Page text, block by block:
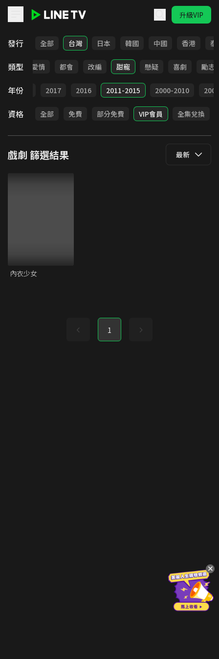
升級VIP
發行 全部 台灣 日本 韓國 中國 香港 泰
類型
古裝 愛情 都會 改編 甜寵 懸疑 喜劇 勵志
年份
2018 2017 2016 2011-2015 2000-2010
資格 全部 免費 部分免費 VIP會員 全集兌換
戲劇 篩選結果 最新
內衣少女
1